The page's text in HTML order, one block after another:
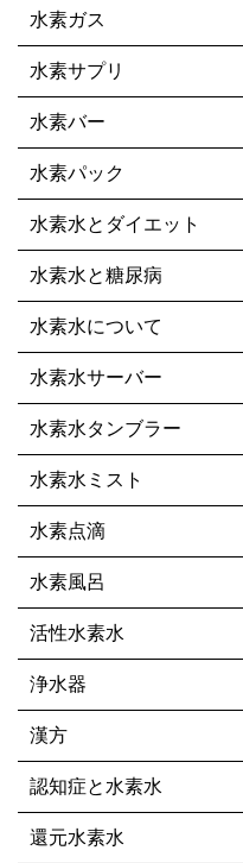
水素ガス
水素サプリ
水素バー
水素パック
水素水とダイエット
水素水と糖尿病
水素水について
水素水サーバー
水素水タンブラー
水素水ミスト
水素点滴
水素風呂
活性水素水
浄水器
漢方
認知症と水素水
還元水素水